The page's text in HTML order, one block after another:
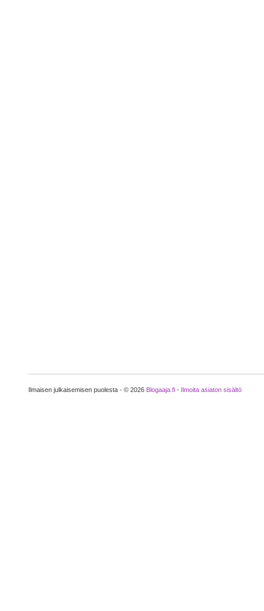
Ilmaisen julkaisemisen puolesta - © 2026 Blogaaja.fi- Ilmoita asiaton sisältö